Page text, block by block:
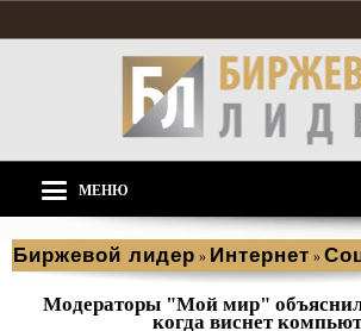
МЕНЮ
Биржевой лидер » Интернет »
Модераторы "Мой мир"
когда виснет